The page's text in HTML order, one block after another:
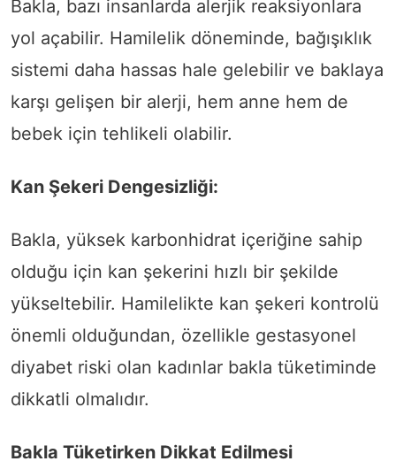
Bakla, bazı insanlarda alerjik reaksiyonlara
yol açabilir. Hamilelik döneminde, bağışıklık
sistemi daha hassas hale gelebilir ve baklaya
karşı gelişen bir alerji, hem anne hem de
bebek için tehlikeli olabilir.
Kan Şekeri Dengesizliği:
Bakla, yüksek karbonhidrat içeriğine sahip
olduğu için kan şekerini hızlı bir şekilde
yükseltebilir. Hamilelikte kan şekeri kontrolü
önemli olduğundan, özellikle gestasyonel
diyabet riski olan kadınlar bakla tüketiminde
dikkatli olmalıdır.
Bakla Tüketirken Dikkat Edilmesi